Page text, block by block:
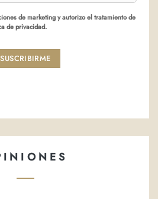
de marketing y autorizo el tratamiento de
de privacidad.
SUSCRIBIRME